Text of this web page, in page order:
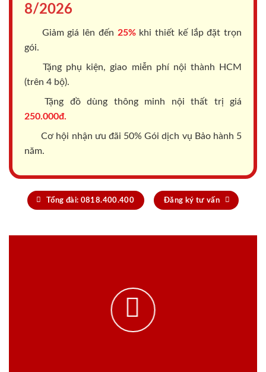
8/2026
Giảm giá lên đến 25%khi thiết kế lắp đặt trọn
gói.
Tặng phụ kiện, giao miễn phí nội thành HCM
(trên 4 bộ).
Tặng đồ dùng thông minh nội thất trị giá
250.000đ.
Cơ hội nhận ưu đãi 50% Gói dịch vụ Bảo hành 5
năm.
Tổng đài: 0818.400.400 Đăng ký tư vấn